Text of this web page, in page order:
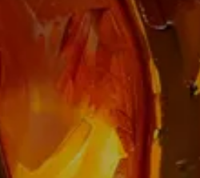
Candlelight
Londres
expériences et villes
São Paulo
expositions